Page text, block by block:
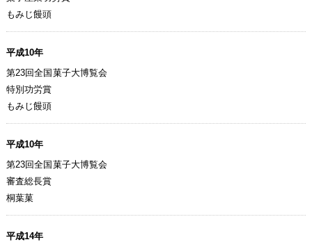
もみじ饅頭
平成10年
第23回全国菓子大博覧会
特別功労賞
もみじ饅頭
平成10年
第23回全国菓子大博覧会
審査総長賞
桐葉菓
平成14年